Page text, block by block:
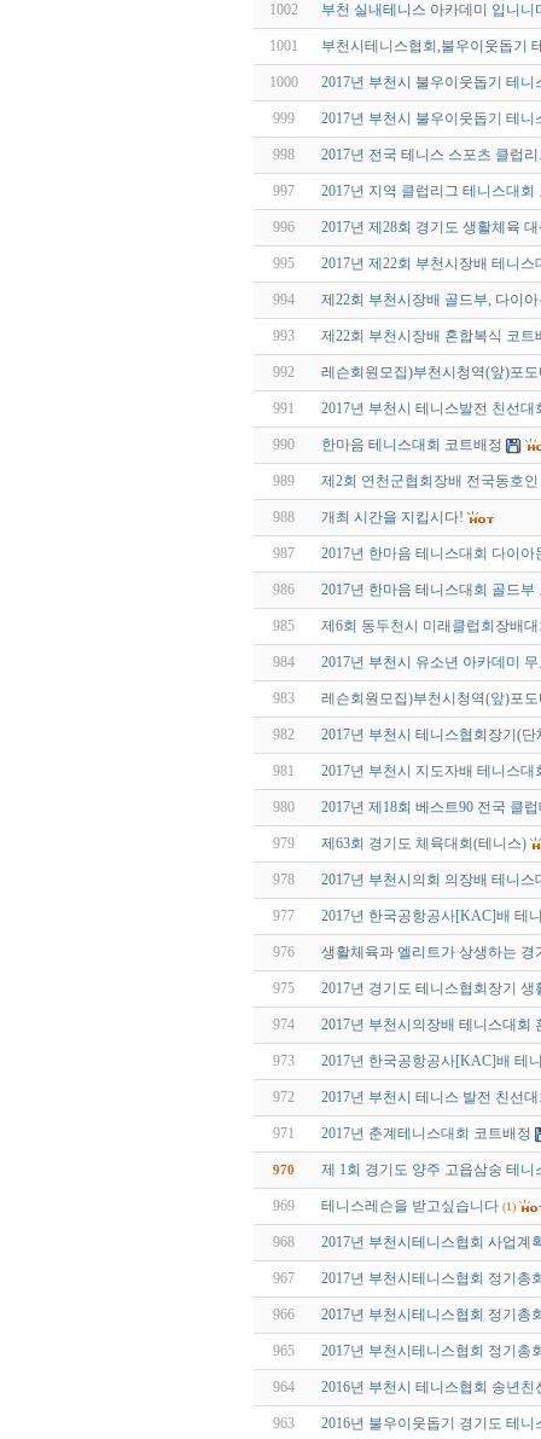
1002 부천 실내테니스 아카데미 입니니
1001 부천시테니스협회,불우이웃돕기
1000 2017년 부천시 불우이웃돕기 테니
999 2017년 부천시 불우이웃돕기 테니
998 2017년 전국 테니스 스포츠 클럽
997 2017년 지역 클럽리그 테니스대
996 2017년 제28회 경기도 생활체육
995 2017년 제22회 부천시장배 테니스
994 제22회 부천시장배 골드부, 다이
993 제22회 부천시장배 혼합복식 코트
992 레슨회원모집)부천시청역(앞)포
991 2017년 부천시 테니스발전 친선대
990 한마음 테니스대회 코트배정
989 제2회 연천군협회장배 전국동호
988 개최 시간을 지킵시다!
987 2017년 한마음 테니스대회 다이아
986 2017년 한마음 테니스대회 골드부
985 제6회 동두천시 미래클럽회장배
984 2017년 부천시 유소년 아카데미
983 레슨회원모집)부천시청역(앞)포
982 2017년 부천시 테니스협회장기(
981 2017년 부천시 지도자배 테니스대
980 2017년 제18회 베스트90 전국 클
979 제63회 경기도 체육대회(테니스)
978 2017년 부천시의회 의장배 테니스
977 2017년 한국공항공사[KAC]배 테
976 생활체육과 엘리트가 상생하는 경
975 2017년 경기도 테니스협회장기
974 2017년 부천시의장배 테니스대회
973 2017년 한국공항공사[KAC]배 테
972 2017년 부천시 테니스 발전 친선
971 2017년 춘계테니스대회 코트배정
970 제 1회 경기도 양주 고읍삼숭 테
969 테니스레슨을 받고싶습니다 (1)
968 2017년 부천시테니스협회 사업계
967 2017년 부천시테니스협회 정기총
966 2017년 부천시테니스협회 정기총
965 2017년 부천시테니스협회 정기총
964 2016년 부천시 테니스협회 송년
963 2016년 불우이웃돕기 경기도 테니